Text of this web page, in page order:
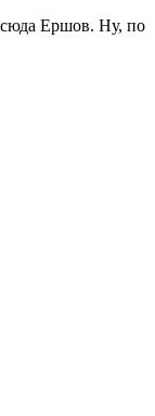
Ершов. Ну, по